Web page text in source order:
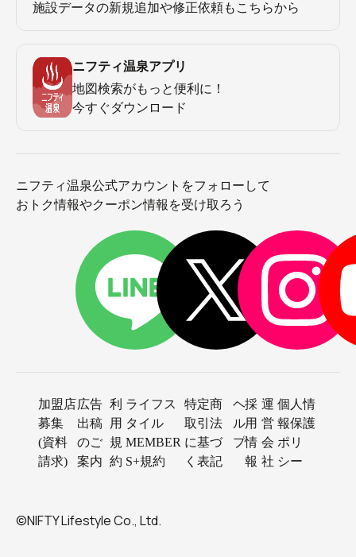
施設データの新規追加や修正依頼もこちらから
ニフティ温泉アプリ
地図検索がもっと便利に！
今すぐダウンロード
ニフティ温泉公式アカウントをフォローして
おトク情報やクーポン情報を受け取ろう
加盟店
募集
(資料
請求)
広告
出稿
のご
案内
利
用
規
約
ライフス
タイル
MEMBER
S+規約
特定商
取引法
に基づ
く表記
ヘ
ル
プ
採
用
情
報
運
営
会
社
個人情
報保護
ポリ
シー
©NIFTY Lifestyle Co., Ltd.